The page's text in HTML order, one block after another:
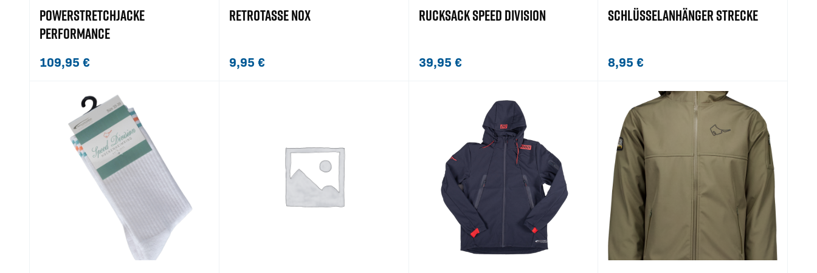
POWERSTRETCHJACKE
PERFORMANCE
109,95 €
RETROTASSE NOX
9,95 €
RUCKSACK SPEED DIVISION
39,95 €
SCHLÜSSELANHÄNGER STRECKE
8,95€